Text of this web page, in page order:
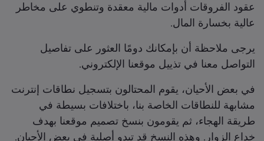
عقود الفروقات أدوات مالية معقدة وتنطوي على مخاطر
عالية بخسارة المال.
يرجى ملاحظة أن بإمكانك دومًا العثور على تفاصيل
التواصل معنا في تذييل موقعنا الإلكتروني.
في بعض الأحيان، يقوم المحتالون بتسجيل نطاقات إنترنت
مشابهة للنطاقات الخاصة بنا، باختلافات بسيطة في
طريقة الهجاء، ثم يقومون بنسخ تصميم موقعنا بهدف
خداع الزوار. وهذه النسخ قد تبدو أصلية في بعض الأحيان.